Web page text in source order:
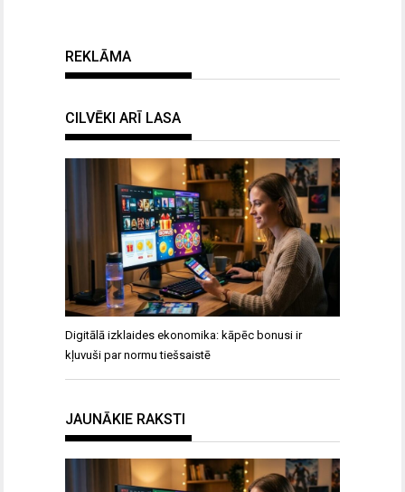
REKLĀMA
CILVĒKI ARĪ LASA
Digitālā izklaides ekonomika: kāpēc bonusi ir
kļuvuši par normu tiešsaistē
JAUNĀKIE RAKSTI